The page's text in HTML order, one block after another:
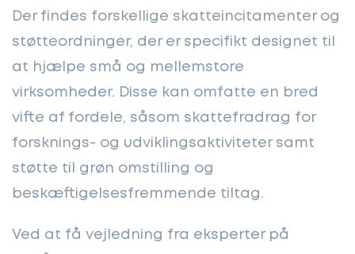
Der findes forskellige skatteincitamenter og
støtteordninger, der er specifikt designet til
at hjælpe små og mellemstore
virksomheder. Disse kan omfatte en bred
vifte af fordele, såsom skattefradrag for
forsknings- og udviklingsaktiviteter samt
støtte til grøn omstilling og
beskæftigelsesfremmende tiltag.
Ved at få vejledning fra eksperter på